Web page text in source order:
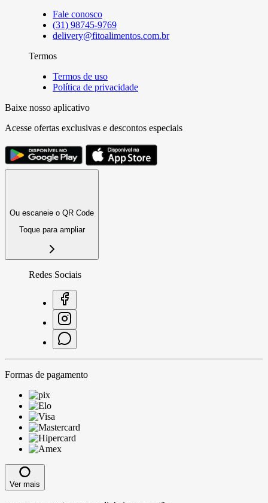
Fale conosco
(31) 98745-9769
delivery@fitoalimentos.com.br
Termos
Termos de uso
Política de privacidade
Baixe nosso aplicativo
Acesse ofertas exclusivas e descontos especiais
Ou escaneie o QR Code
Toque para ampliar
Redes Sociais
Formas de pagamento
Ver mais